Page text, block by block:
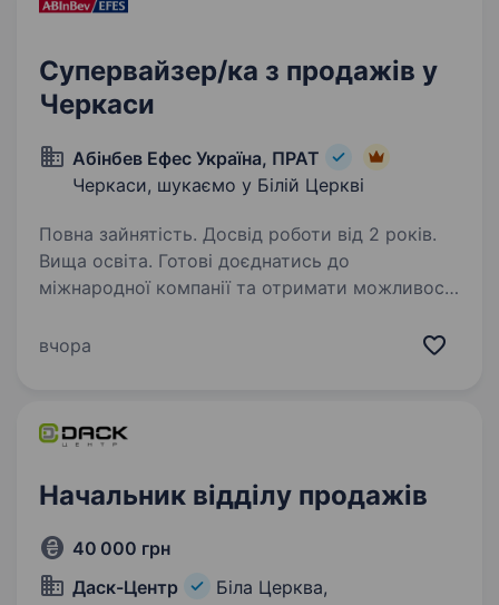
Супервайзер/ка з продажів у
Черкаси
Абінбев Ефес Україна, ПРАТ
Черкаси, шукаємо у Білій Церкві
Повна зайнятість. Досвід роботи від 2 років.
Вища освіта. Готові доєднатись до
міжнародної компанії та отримати можливості
Ви отримаєте наставництво від працівників
вчора
Начальник відділу продажів
40 000 грн
Даск-Центр
Біла Церква,